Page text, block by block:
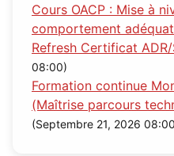
Cours OACP : Mise à
comportement adéquat
Refresh Certificat ADR/
08:00)
Formation continue
(Maîtrise parcours
(Septembre 21, 2026